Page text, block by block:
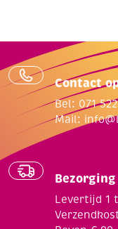
Contact
Bel: 071
Mail:
Bezorging
Levertijd 1